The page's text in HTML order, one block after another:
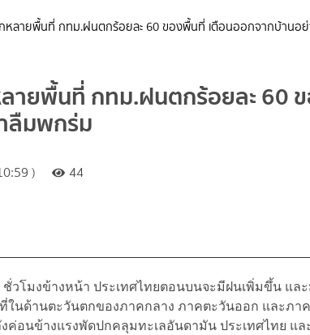
ลายพื้นที่ กทม.ฝนตกร้อยละ 60 ของพื้นที่ เตือนออกจากบ้านอ
ายพื้นที่ กทม.ฝนตกร้อยละ 60
ลืมพกร่ม
) 44
โมงข้างหน้า ประเทศไทยตอนบนจะมีฝนเพิ่มขึ้น แล
นด้านตะวันตกของภาคกลาง ภาคตะวันออก และภาค
ค่อนข้างแรงพัดปกคลุมทะเลอันดามัน ประเทศไทย แล